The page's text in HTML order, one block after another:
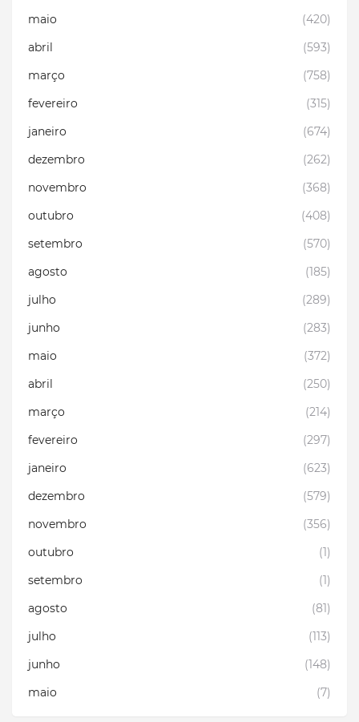
maio
(420)
abril
(593)
março
(758)
fevereiro
(315)
janeiro
(674)
dezembro
(262)
novembro
(368)
outubro
(408)
setembro
(570)
agosto
(185)
julho
(289)
junho
(283)
maio
(372)
abril
(250)
março
(214)
fevereiro
(297)
janeiro
(623)
dezembro
(579)
novembro
(356)
outubro
(1)
setembro
(1)
agosto
(81)
julho
(113)
junho
(148)
maio
(7)